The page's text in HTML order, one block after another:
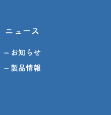
ニュース
– お知らせ
– 製品情報